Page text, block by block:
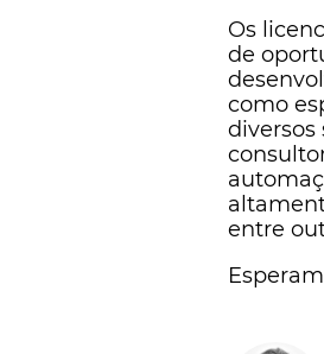
Os
de
como
diversos
entre